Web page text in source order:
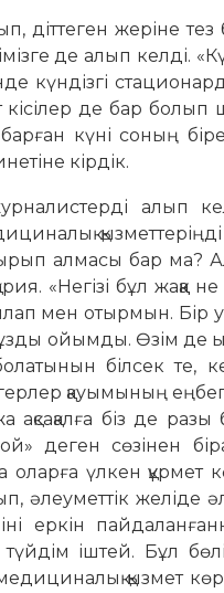
діттеген жеріне
де алып келді.
күндізгі
кісілер де бар болып
күні соның
кірдік.
алып
алмасы бар ма? Ал
«Негізі бұл
мен отырмын. Бір
ойымды. Өзім де
білсек те,
қауымының
ақсақалға біз де
деген сөзінен
үлкен құрмет
желіде
еркін
іштей. Бұл
қызмет